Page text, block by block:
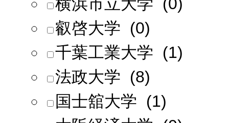
叡啓大学 (0)
千葉工業大学 (1)
法政大学 (8)
国士舘大学 (1)